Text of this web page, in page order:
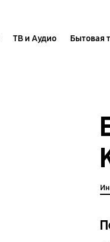
ТВ и Аудио Бытовая